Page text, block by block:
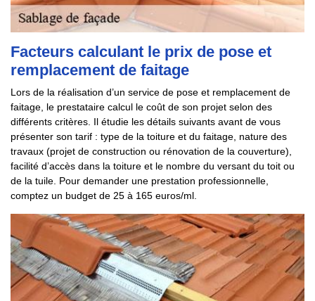
Facteurs calculant le prix de pose et
remplacement de faitage
Lors de la réalisation d’un service de pose et remplacement de
faitage, le prestataire calcul le coût de son projet selon des
différents critères. Il étudie les détails suivants avant de vous
présenter son tarif : type de la toiture et du faitage, nature des
travaux (projet de construction ou rénovation de la couverture),
facilité d’accès dans la toiture et le nombre du versant du toit ou
de la tuile. Pour demander une prestation professionnelle,
comptez un budget de 25 à 165 euros/ml.